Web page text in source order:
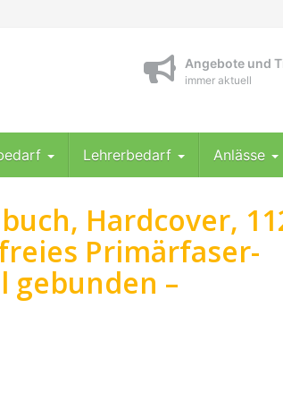
Angebote und
immer aktuell
Lehrerbedarf Anlässe
Hardcover,
Primärfaser-
–